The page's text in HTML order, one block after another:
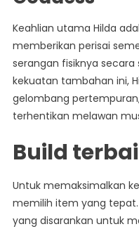
Keahlian utama Hilda
memberikan perisai
serangan fisiknya
kekuatan tambahan ini,
gelombang
terhentikan melawan
Build
Untuk memaksimalkan
memilih item yang
yang disarankan untuk